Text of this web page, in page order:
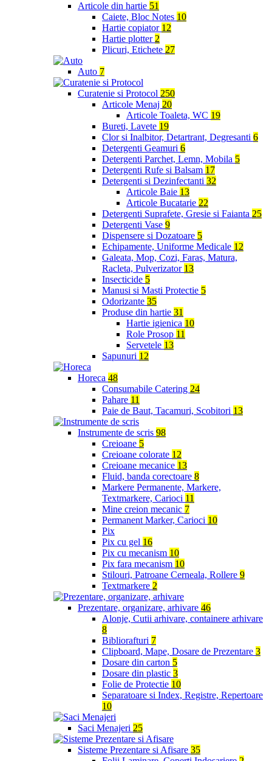
Articole din hartie 51
Caiete, Bloc Notes 10
Hartie copiator 12
Hartie plotter 2
Plicuri, Etichete 27
Auto 7
Curatenie si Protocol 250
Articole Menaj 20
Articole Toaleta, WC 19
Bureti, Lavete 19
Clor si Inalbitor, Detartrant, Degresanti 6
Detergenti Geamuri 6
Detergenti Parchet, Lemn, Mobila 5
Detergenti Rufe si Balsam 17
Detergenti si Dezinfectanti 32
Articole Baie 13
Articole Bucatarie 22
Detergenti Suprafete, Gresie si Faianta 25
Detergenti Vase 9
Dispensere si Dozatoare 5
Echipamente, Uniforme Medicale 12
Galeata, Mop, Cozi, Faras, Matura,
Racleta, Pulverizator 13
Insecticide 5
Manusi si Masti Protectie 5
Odorizante 35
Produse din hartie 31
Hartie igienica 10
Role Prosop 11
Servetele 13
Sapunuri 12
Horeca 48
Consumabile Catering 24
Pahare 11
Paie de Baut, Tacamuri, Scobitori 13
Instrumente de scris 98
Creioane 5
Creioane colorate 12
Creioane mecanice 13
Fluid, banda corectoare 8
Markere Permanente, Markere,
Textmarkere, Carioci 11
Mine creion mecanic 7
Permanent Marker, Carioci 10
Pix
Pix cu gel 16
Pix cu mecanism 10
Pix fara mecanism 10
Stilouri, Patroane Cerneala, Rollere 9
Textmarkere 2
Prezentare, organizare, arhivare 46
Alonje, Cutii arhivare, containere arhivare
8
Bibliorafturi 7
Clipboard, Mape, Dosare de Prezentare 3
Dosare din carton 5
Dosare din plastic 3
Folie de Protectie 10
Separatoare si Index, Registre, Repertoare
10
Saci Menajeri 25
Sisteme Prezentare si Afisare 35